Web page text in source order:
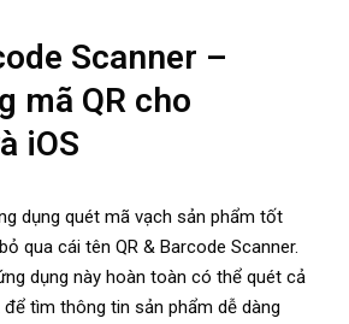
Scanner –
mã QR cho
iOS
dụng quét mã vạch sản phẩm tốt
qua cái tên QR & Barcode Scanner.
dụng này hoàn toàn có thể quét cả
để tìm thông tin sản phẩm dễ dàng